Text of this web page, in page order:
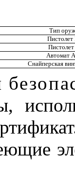
Тип
Автомат
Снайперская